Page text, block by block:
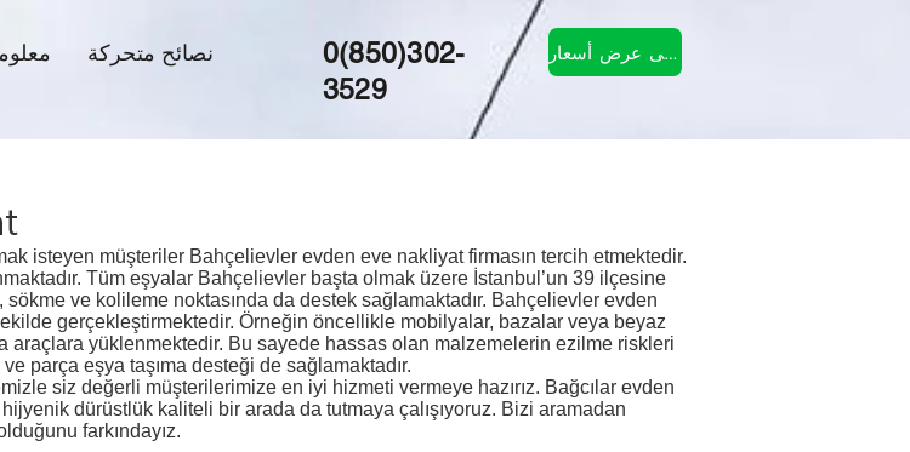
نصائح متحركة
0(850)302-
3529
احصل على عرض أسعار
isteyen müşteriler Bahçelievler evden eve nakliyat firmasın tercih etmektedir.
Tüm eşyalar Bahçelievler başta olmak üzere İstanbul’un 39 ilçesine
ve kolileme noktasında da destek sağlamaktadır. Bahçelievler evden
gerçekleştirmektedir. Örneğin öncellikle mobilyalar, bazalar veya beyaz
araçlara yüklenmektedir. Bu sayede hassas olan malzemelerin ezilme riskleri
parça eşya taşıma desteği de sağlamaktadır.
siz değerli müşterilerimize en iyi hizmeti vermeye hazırız. Bağcılar evden
dürüstlük kaliteli bir arada da tutmaya çalışıyoruz. Bizi aramadan
farkındayız.